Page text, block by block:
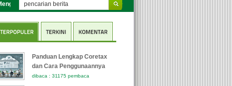
(PMM) ke e-Kinerja BKN untuk Tenaga Pengajar Guru
Panduan Lengkap Coretax
dan Cara Penggunaannya
dibaca : 31175 pembaca